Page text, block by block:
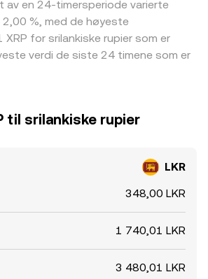
av en 24-timersperiode varierte
%, med de høyeste
for srilankiske rupier som er
verdi de siste 24 timene som er
til srilankiske rupier
LKR
348,00 LKR
1 740,01 LKR
3 480,01 LKR